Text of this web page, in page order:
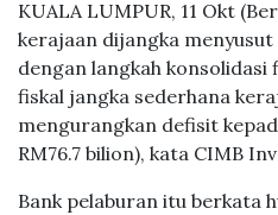
KUALA LUMPUR, 11 Okt
kerajaan dijangka
dengan langkah
fiskal jangka sederhana
mengurangkan defisit
RM76.7 bilion), kata CIMB
Bank pelaburan itu berkata